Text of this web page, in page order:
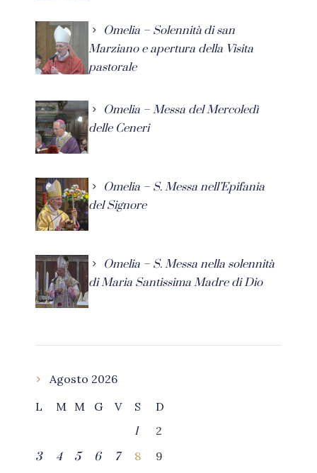
Omelia – Solennità di san
Marziano e apertura della Visita
pastorale
Omelia – Messa del Mercoledì
delle Ceneri
Omelia – S. Messa nell’Epifania
del Signore
Omelia – S. Messa nella solennità
di Maria Santissima Madre di Dio
Agosto 2026
L
M M G V S
D
1
2
3
4 5 6 7 8
9